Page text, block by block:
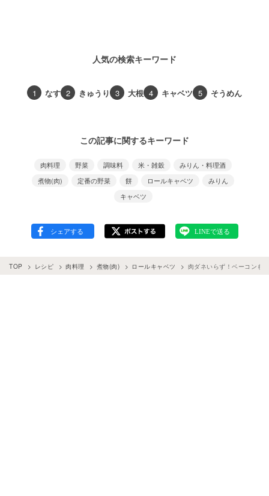
人気の検索キーワード
1 なす 2 きゅうり 3 大根 4 キャベツ 5 そうめん
この記事に関するキーワード
肉料理 野菜 調味料 米・雑穀
みりん・料理酒
煮物(肉)
定番の野菜 餅 ロールキャベツ
みりん
キャベツ
TOP レシピ 肉料理 煮物(肉) ロールキャベツ 肉ダネいらず！ベーコンも